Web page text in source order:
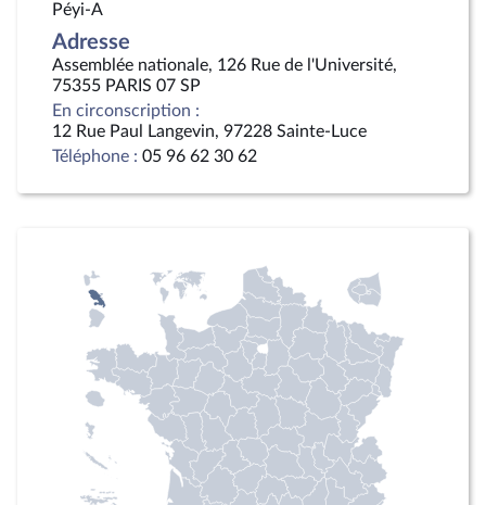
Péyi-A
Adresse
Assemblée nationale, 126 Rue de l'Université,
75355 PARIS 07 SP
En circonscription :
12 Rue Paul Langevin, 97228 Sainte-Luce
Téléphone : 05 96 62 30 62